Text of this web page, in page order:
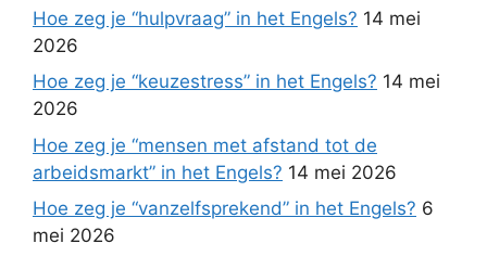
Hoe zeg je “hulpvraag” in het Engels? 14 mei
2026
Hoe zeg je “keuzestress” in het Engels? 14 mei
2026
Hoe zeg je “mensen met afstand tot de
arbeidsmarkt” in het Engels? 14 mei 2026
Hoe zeg je “vanzelfsprekend” in het Engels? 6
mei 2026